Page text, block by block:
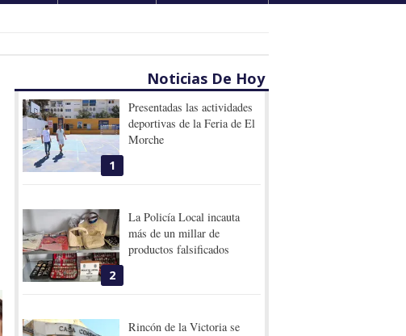
Noticias De Hoy
1
Presentadas las actividades
deportivas de la Feria de El
Morche
2
La Policía Local incauta
más de un millar de
productos falsificados
Rincón de la Victoria se